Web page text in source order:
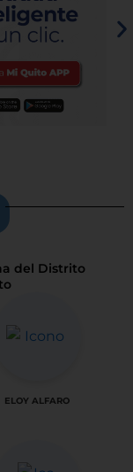
del Distrito
ELOY ALFARO